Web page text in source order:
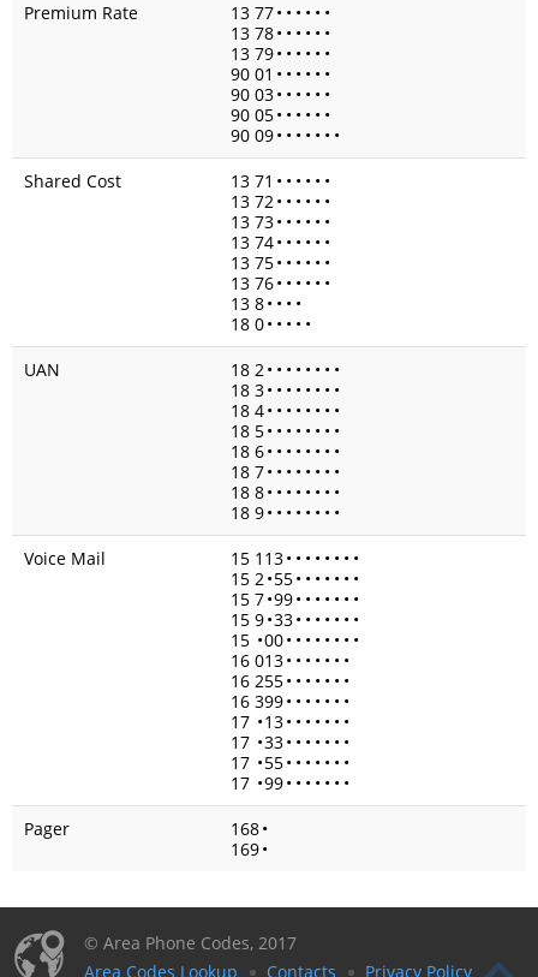
Premium Rate
13 77• • • • • •
13 78• • • • • •
13 79• • • • • •
90 01 • • • • • •
90 03• • • • • •
90 05• • • • • •
90 09• • • • • • •
Shared Cost
13 71 • • • • • •
13 72• • • • • •
13 73• • • • • •
13 74• • • • • •
13 75• • • • • •
13 76• • • • • •
13 8• • • •
18 0• • • • •
UAN
18 2• • • • • • • •
18 3• • • • • • • •
18 4• • • • • • • •
18 5• • • • • • • •
18 6• • • • • • • •
18 7• • • • • • • •
18 8• • • • • • • •
18 9• • • • • • • •
Voice Mail
15 113• • • • • • • •
15 2•55• • • • • • •
15 7•99• • • • • • •
15 9•33• • • • • • •
15 •00• • • • • • • •
16 013• • • • • • •
16 255• • • • • • •
16 399• • • • • • •
17 •13• • • • • • •
17 •33• • • • • • •
17 •55• • • • • • •
17 •99• • • • • • •
Pager
168•
169•
© Area Phone Codes, 2017
Area Codes Lookup
Contacts Privacy Policy